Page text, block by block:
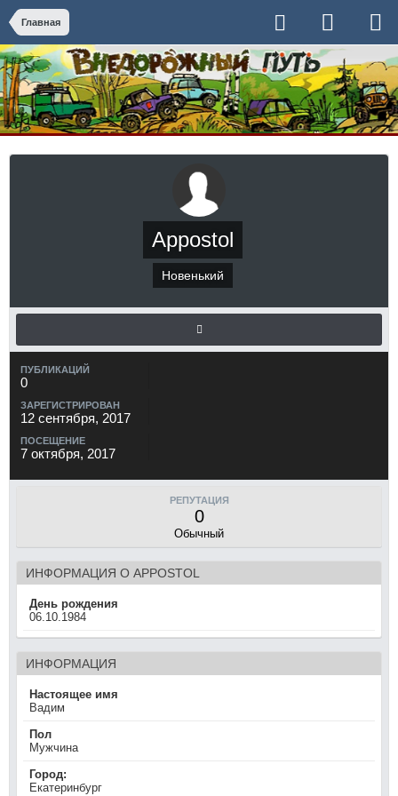
Главная
Appostol
Новенький
ПУБЛИКАЦИЙ
0
ЗАРЕГИСТРИРОВАН
12 сентября, 2017
ПОСЕЩЕНИЕ
7 октября, 2017
РЕПУТАЦИЯ
0
Обычный
ИНФОРМАЦИЯ О APPOSTOL
День рождения
06.10.1984
ИНФОРМАЦИЯ
Настоящее имя
Вадим
Пол
Мужчина
Город:
Екатеринбург